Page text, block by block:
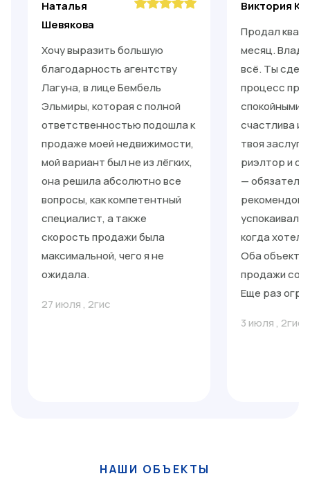
Наталья
Шевякова
Хочу выразить большую
благодарность агентству
Лагуна, в лице Бембель
Эльмиры, которая с полной
ответственностью подошла к
продаже моей недвижимости,
мой вариант был не из лёгких,
она решила абсолютно все
вопросы, как компетентный
специалист, а также
скорость продажи была
максимальной, чего я не
ожидала.
27 июля , 2гис
Виктория
Продал
месяц.
всё. Ты
процесс
спокойными.
счастлива и
твоя
риэлтор и
—
успокаивал,
когда
Оба объекта
продажи со
Еще раз
3 июля , 2гис
НАШИ ОБЪЕКТЫ